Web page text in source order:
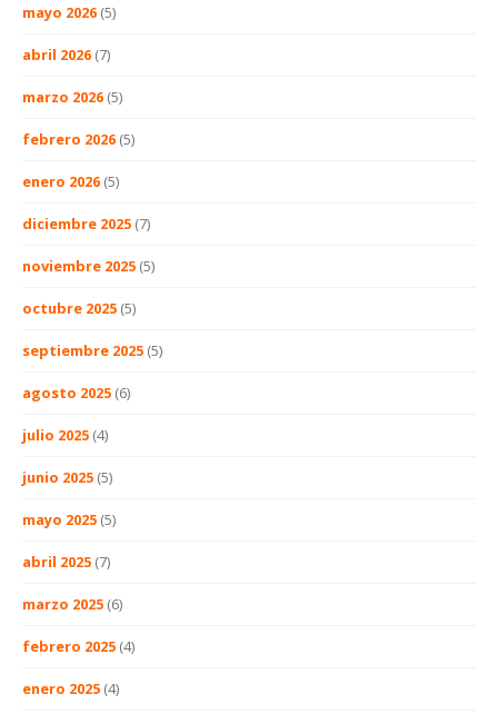
mayo 2026 (5)
abril 2026 (7)
marzo 2026 (5)
febrero 2026 (5)
enero 2026 (5)
diciembre 2025 (7)
noviembre 2025 (5)
octubre 2025 (5)
septiembre 2025 (5)
agosto 2025 (6)
julio 2025 (4)
junio 2025 (5)
mayo 2025 (5)
abril 2025 (7)
marzo 2025 (6)
febrero 2025 (4)
enero 2025 (4)